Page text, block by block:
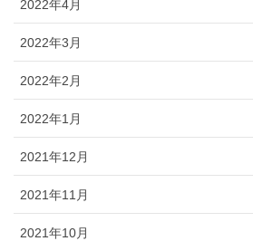
2022年4月
2022年3月
2022年2月
2022年1月
2021年12月
2021年11月
2021年10月